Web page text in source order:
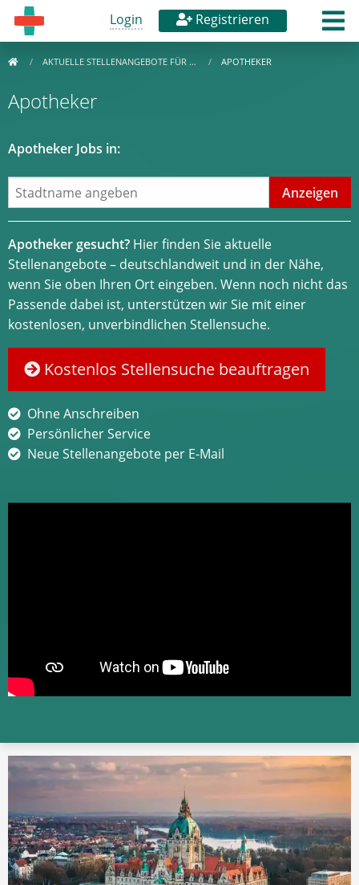
Login Registrieren
AKTUELLE STELLENANGEBOTE FÜR … APOTHEKER
Apotheker
Apotheker Jobs in:
Apotheker gesucht? Hier finden Sie aktuelle
Stellenangebote – deutschlandweit und in der Nähe,
wenn Sie oben Ihren Ort eingeben. Wenn noch nicht das
Passende dabei ist, unterstützen wir Sie mit einer
kostenlosen, unverbindlichen Stellensuche.
Kostenlos Stellensuche beauftragen
Ohne Anschreiben
Persönlicher Service
Neue Stellenangebote per E-Mail